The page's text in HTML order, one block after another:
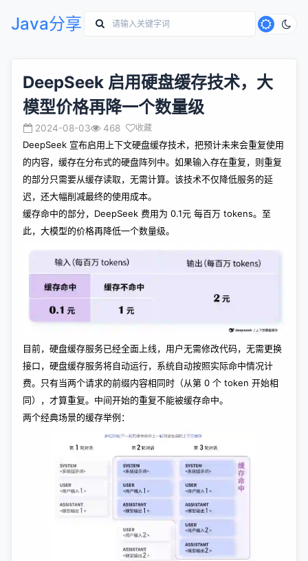
Java分享
DeepSeek 启用硬盘缓存技术，大
模型价格再降一个数量级
2024-08-03 468 收藏
DeepSeek 宣布启用上下文硬盘缓存技术，把预计未来会重复使用
的内容，缓存在分布式的硬盘阵列中。如果输入存在重复，则重复
的部分只需要从缓存读取，无需计算。该技术不仅降低服务的延
迟，还大幅削减最终的使用成本。
缓存命中的部分，DeepSeek 费用为 0.1元 每百万 tokens。至
此，大模型的价格再降低一个数量级。
目前，硬盘缓存服务已经全面上线，用户无需修改代码，无需更换
接口，硬盘缓存服务将自动运行，系统自动按照实际命中情况计
费。只有当两个请求的前缀内容相同时（从第 0 个 token 开始相
同），才算重复。中间开始的重复不能被缓存命中。
两个经典场景的缓存举例：